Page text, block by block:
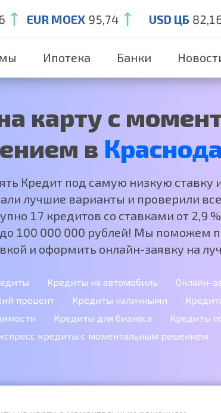
EUR MOEX 95,74 USD ЦБ
Ипотека Банки
карту с
в
Кредит под самую низкую ставку
лучшие варианты и проверили
17 кредитов со ставками от 2,9
100 000 000 рублей! Мы поможем
и оформить онлайн-заявку на
Кредиты на автомобиль
Онлайн-
процент
Кредиты наличными
Кредиты для бизнеса
Кредиты
кредиты с моментальным решением